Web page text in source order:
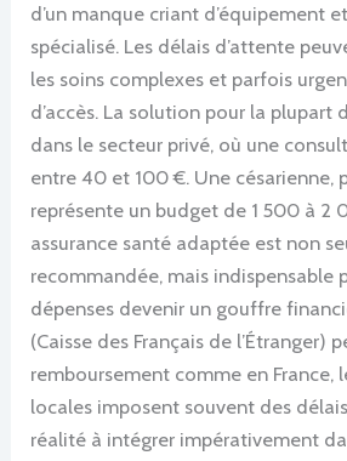
d’un manque criant d’équipement
spécialisé. Les délais d’attente
les soins complexes et parfois
d’accès. La solution pour la plupart
dans le secteur privé, où une
entre 40 et 100 €. Une césarienne,
représente un budget de 1 500 à 2
assurance santé adaptée est non
recommandée, mais indispensable
dépenses devenir un gouffre
(Caisse des Français de l’Étranger)
remboursement comme en France,
locales imposent souvent des
réalité à intégrer impérativement